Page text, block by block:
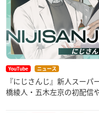
YouTube ニュース
『にじさんじ』新人スー
橋綾人・五木左京の初配信